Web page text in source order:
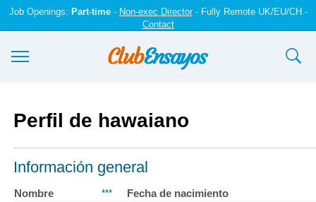
Job Openings: Part-time- Non-exec Director- Fully Remote UK/EU/CH -
Contact
Registrarse
Iniciar sesión
Contáctenos
Perfil de hawaiano
Información general
Nombre ***
Fecha de nacimiento